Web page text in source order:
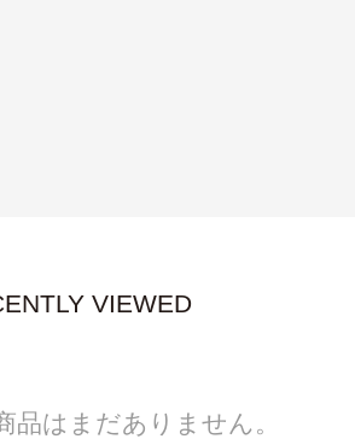
VIEWED
品はまだありません。